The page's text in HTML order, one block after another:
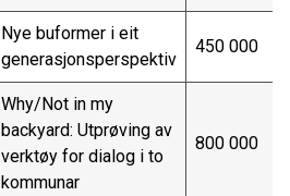
Nye buformer i eit
generasjonsperspektiv
450 000
Why/Not in my
backyard: Utprøving av
verktøy for dialog i to
kommunar
800 000